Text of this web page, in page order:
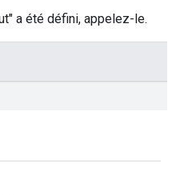
a été défini, appelez-le.